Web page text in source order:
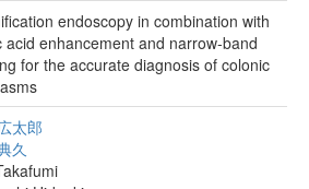
endoscopy in combination with
acid enhancement and narrow-band
for the accurate diagnosis of colonic
太郎
久